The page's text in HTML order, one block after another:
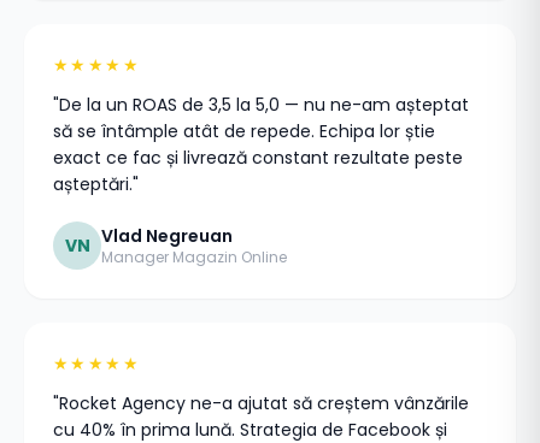
★★★★★
"De la un ROAS de 3,5 la 5,0 — nu ne-am așteptat
să se întâmple atât de repede. Echipa lor știe
exact ce fac și livrează constant rezultate peste
așteptări."
VN Vlad Negreuan
Manager Magazin Online
★★★★★
"Rocket Agency ne-a ajutat să creștem vânzările
cu 40% în prima lună. Strategia de Facebook și